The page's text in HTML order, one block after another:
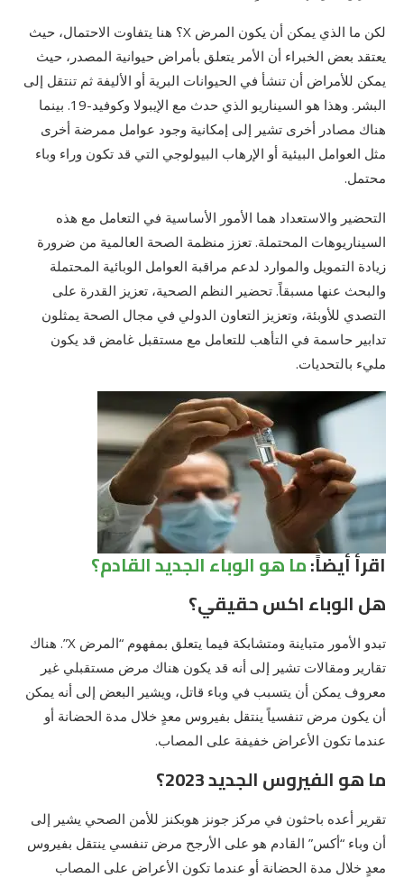
لكن ما الذي يمكن أن يكون المرض X؟ هنا يتفاوت الاحتمال، حيث
يعتقد بعض الخبراء أن الأمر يتعلق بأمراض حيوانية المصدر، حيث
يمكن للأمراض أن تنشأ في الحيوانات البرية أو الأليفة ثم تنتقل إلى
البشر. وهذا هو السيناريو الذي حدث مع الإيبولا وكوفيد-19. بينما
هناك مصادر أخرى تشير إلى إمكانية وجود عوامل ممرضة أخرى
مثل العوامل البيئية أو الإرهاب البيولوجي التي قد تكون وراء وباء
محتمل.
التحضير والاستعداد هما الأمور الأساسية في التعامل مع هذه
السيناريوهات المحتملة. تعزز منظمة الصحة العالمية من ضرورة
زيادة التمويل والموارد لدعم مراقبة العوامل الوبائية المحتملة
والبحث عنها مسبقاً. تحضير النظم الصحية، تعزيز القدرة على
التصدي للأوبئة، وتعزيز التعاون الدولي في مجال الصحة يمثلون
تدابير حاسمة في التأهب للتعامل مع مستقبل غامض قد يكون
مليء بالتحديات.
اقرأ أيضاً:ما هو الوباء الجديد القادم؟
هل الوباء اكس حقيقي؟
تبدو الأمور متباينة ومتشابكة فيما يتعلق بمفهوم “المرض X”. هناك
تقارير ومقالات تشير إلى أنه قد يكون هناك مرض مستقبلي غير
معروف يمكن أن يتسبب في وباء قاتل، ويشير البعض إلى أنه يمكن
أن يكون مرض تنفسياً ينتقل بفيروس معدٍ خلال مدة الحضانة أو
عندما تكون الأعراض خفيفة على المصاب.
ما هو الفيروس الجديد 2023؟
تقرير أعده باحثون في مركز جونز هوبكنز للأمن الصحي يشير إلى
أن وباء “أكس” القادم هو على الأرجح مرض تنفسي ينتقل بفيروس
معدٍ خلال مدة الحضانة أو عندما تكون الأعراض على المصاب